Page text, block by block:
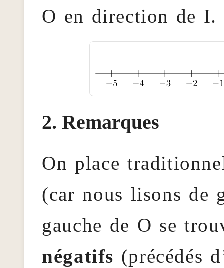
O en direction de I.
Remarques
On place
(car nous lisons de
gauche de O se
négatifs (précédés